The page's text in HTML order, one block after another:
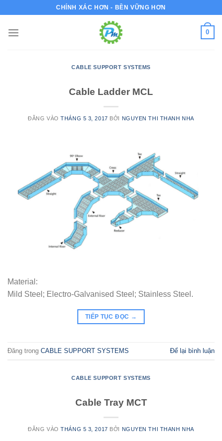
nội
CHÍNH XÁC HƠN - BỀN VỮNG HƠN
0
CABLE SUPPORT SYSTEMS
Cable Ladder MCL
ĐĂNG VÀOTHÁNG 5 3, 2017 BỞI NGUYEN THI THANH NHA
Material:
Mild Steel; Electro-Galvanised Steel; Stainless Steel.
TIẾP TỤC ĐỌC →
Đăng trong CABLE SUPPORT SYSTEMS Để lại bình luận
CABLE SUPPORT SYSTEMS
Cable Tray MCT
ĐĂNG VÀOTHÁNG 5 3, 2017 BỞI NGUYEN THI THANH NHA